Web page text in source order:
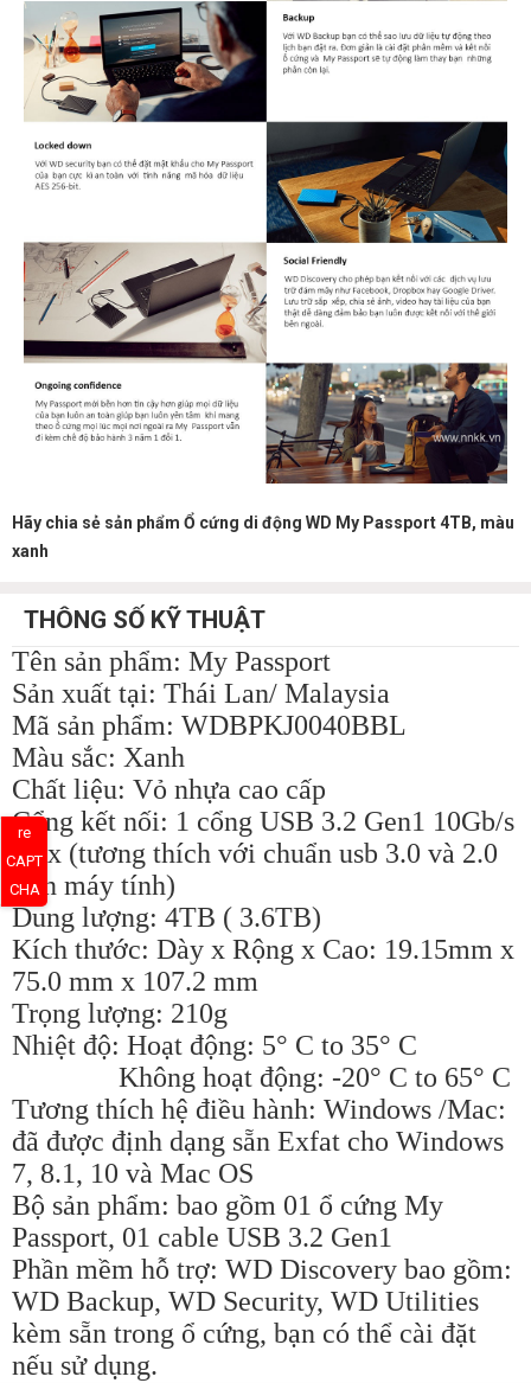
Hãy chia sẻ sản phẩm Ổ cứng di động WD My Passport 4TB, màu
xanh
THÔNG SỐ KỸ THUẬT
Tên sản phẩm: My Passport
Sản xuất tại: Thái Lan/ Malaysia
Mã sản phẩm: WDBPKJ0040BBL
Màu sắc: Xanh
Chất liệu: Vỏ nhựa cao cấp
Cổng kết nối: 1 cổng USB 3.2 Gen1 10Gb/s
max (tương thích với chuẩn usb 3.0 và 2.0
trên máy tính)
Dung lượng: 4TB ( 3.6TB)
Kích thước: Dày x Rộng x Cao: 19.15mm x
75.0 mm x 107.2 mm
Trọng lượng: 210g
Nhiệt độ: Hoạt động: 5° C to 35° C
Không hoạt động: -20° C to 65° C
Tương thích hệ điều hành: Windows /Mac:
đã được định dạng sẵn Exfat cho Windows
7, 8.1, 10 và Mac OS
Bộ sản phẩm: bao gồm 01 ổ cứng My
Passport, 01 cable USB 3.2 Gen1
Phần mềm hỗ trợ: WD Discovery bao gồm:
WD Backup, WD Security, WD Utilities
kèm sẵn trong ổ cứng, bạn có thể cài đặt
nếu sử dụng.
re
CAPT
CHA